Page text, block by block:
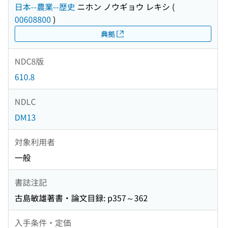
日本--農業--歴史 ニホン ノウギョウ レキシ (
00608800 )
典拠
NDC8版
610.8
NDLC
DM13
対象利用者
一般
書誌注記
古島敏雄著書・論文目録: p357～362
入手条件・定価